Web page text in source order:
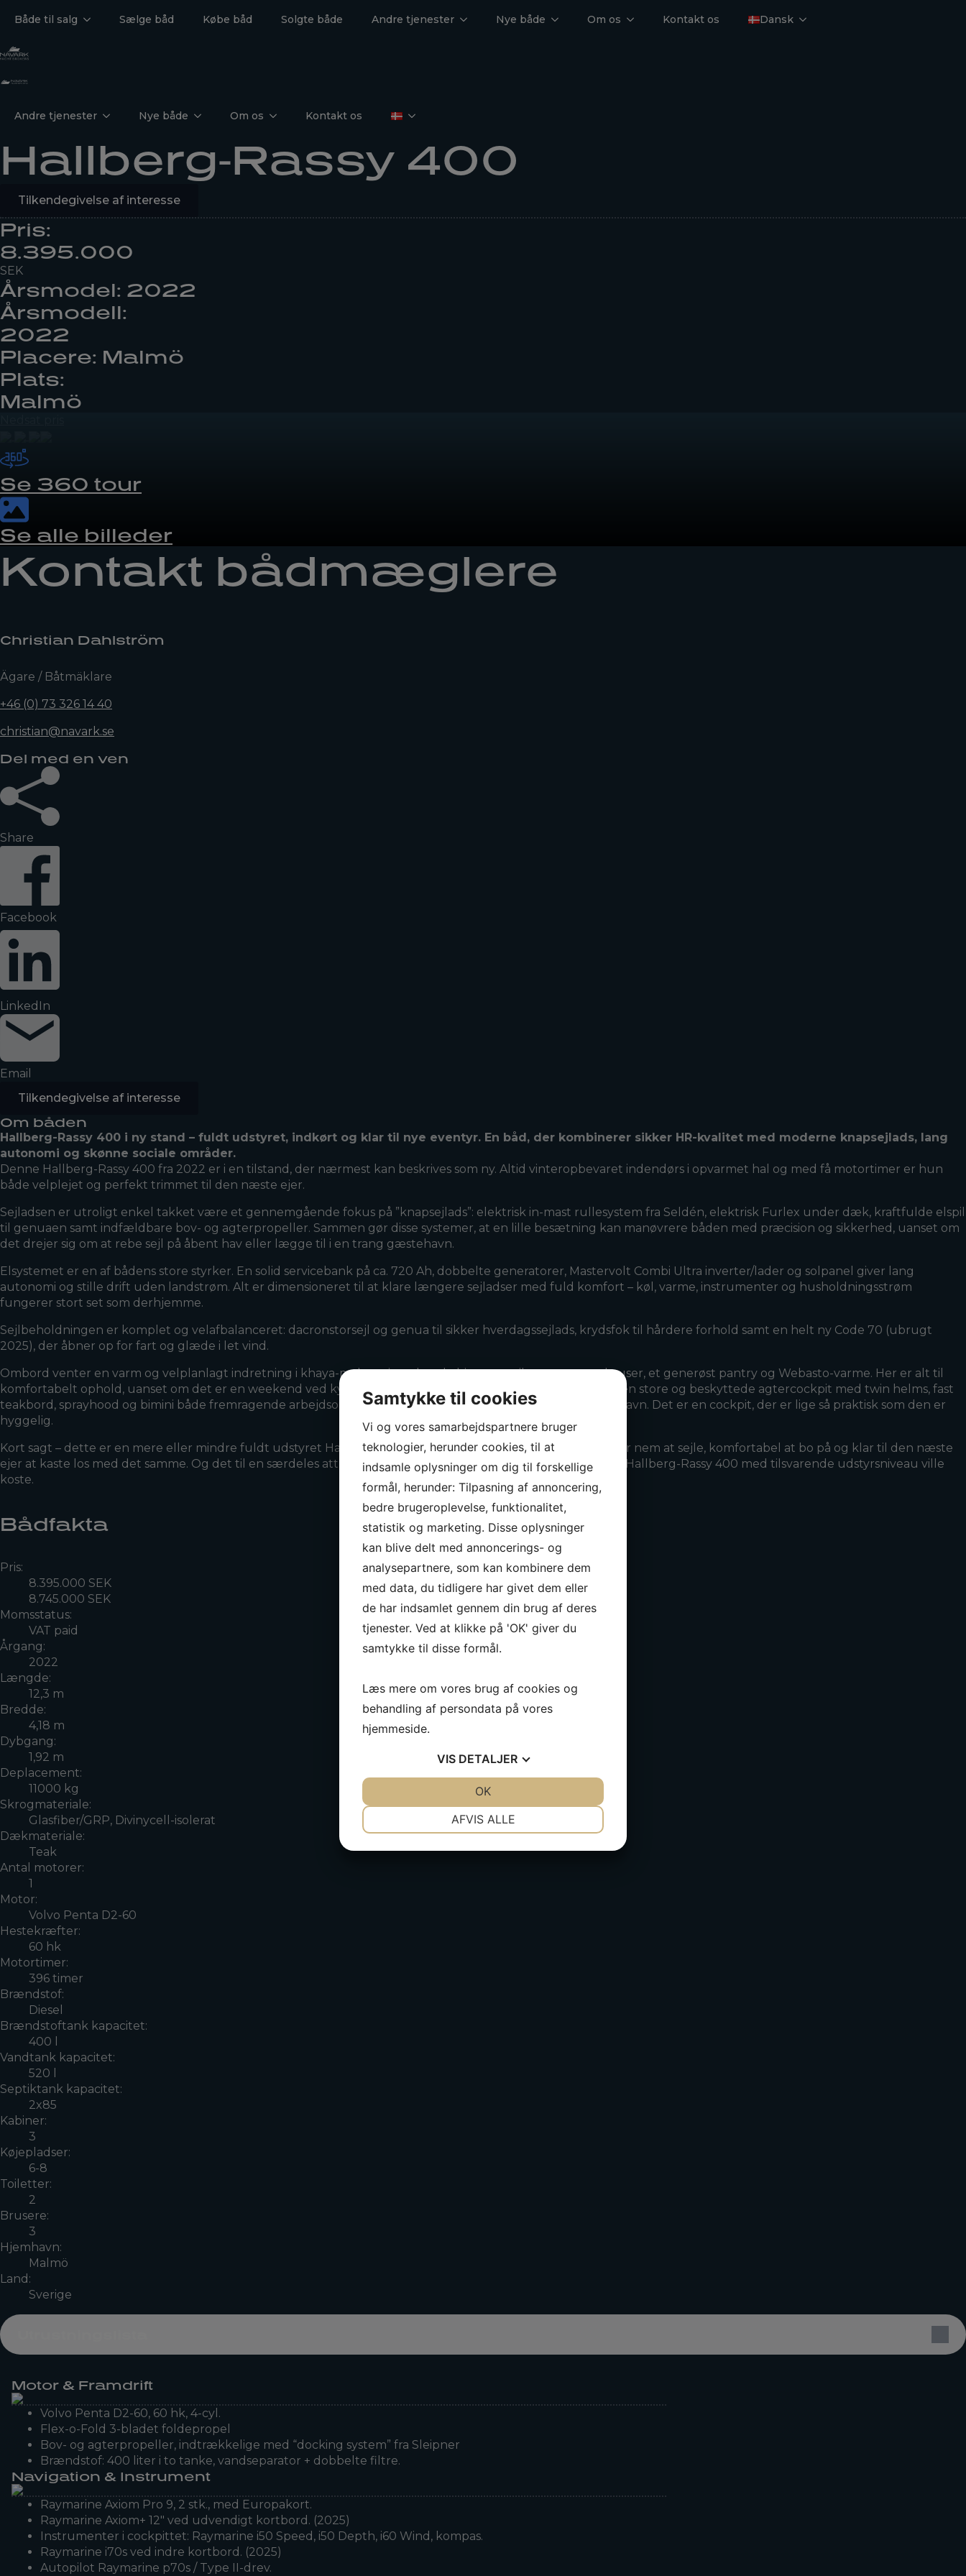
Både til salg Sælge båd Købe båd Solgte både Andre tjenester Nye både Om os Kontakt os Dansk
Andre tjenester Nye både Om os Kontakt os
Hallberg-Rassy 400
Tilkendegivelse af interesse
Pris:
8.395.000
SEK
Årsmodel: 2022
Årsmodell:
2022
Placere: Malmö
Plats:
Malmö
Se 360 tour
Se alle billeder
Kontakt bådmæglere
Christian Dahlström
Ägare / Båtmäklare
+46 (0) 73 326 14 40
christian@navark.se
Del med en ven
Share
Facebook
LinkedIn
Email
Tilkendegivelse af interesse
Om båden
Hallberg-Rassy 400 i ny stand – fuldt udstyret, indkørt og klar til nye eventyr. En båd, der kombinerer sikker HR-kvalitet med moderne knapsejlads, lang
autonomi og skønne sociale områder.
Denne Hallberg-Rassy 400 fra 2022 er i en tilstand, der nærmest kan beskrives som ny. Altid vinteropbevaret indendørs i opvarmet hal og med få motortimer er hun
både velplejet og perfekt trimmet til den næste ejer.
Sejladsen er utroligt enkel takket være et gennemgående fokus på ”knapsejlads”: elektrisk in-mast rullesystem fra Seldén, elektrisk Furlex under dæk, kraftfulde elspil
til genuaen samt indfældbare bov- og agterpropeller. Sammen gør disse systemer, at en lille besætning kan manøvrere båden med præcision og sikkerhed, uanset om
det drejer sig om at rebe sejl på åbent hav eller lægge til i en trang gæstehavn.
Elsystemet er en af bådens store styrker. En solid servicebank på ca. 720 Ah, dobbelte generatorer, Mastervolt Combi Ultra inverter/lader og solpanel giver lang
autonomi og stille drift uden landstrøm. Alt er dimensioneret til at klare længere sejladser med fuld komfort – køl, varme, instrumenter og husholdningsstrøm
fungerer stort set som derhjemme.
Sejlbeholdningen er komplet og velafbalanceret: dacronstorsejl og genua til sikker hverdagssejlads, krydsfok til hårdere forhold samt en helt ny Code 70 (ubrugt
2025), der åbner op for fart og glæde i let vind.
Ombord venter en varm og velplanlagt indretning i khaya-mahogni med tre kabiner, to toiletter, separat bruser, et generøst pantry og Webasto-varme. Her er alt til
komfortabelt ophold, uanset om det er en weekend ved kysten eller en længere rejse. Udendørs tilbyder den store og beskyttede agtercockpit med twin helms, fast
teakbord, sprayhood og bimini både fremragende arbejdsområder under sejlads og sociale samlingssteder i havn. Det er en cockpit, der er lige så praktisk som den er
hyggelig.
Kort sagt – dette er en mere eller mindre fuldt udstyret Hallberg-Rassy 400 i absolut topstand. En båd, der er nem at sejle, komfortabel at bo på og klar til den næste
ejer at kaste los med det samme. Og det til en særdeles attraktiv pris – betydeligt lavere end hvad en helt ny Hallberg-Rassy 400 med tilsvarende udstyrsniveau ville
koste.
Bådfakta
Pris:
8.395.000 SEK
8.745.000 SEK
Momsstatus:
VAT paid
Årgang:
2022
Længde:
12,3 m
Bredde:
4,18 m
Dybgang:
1,92 m
Deplacement:
11000 kg
Skrogmateriale:
Glasfiber/GRP, Divinycell-isolerat
Dækmateriale:
Teak
Antal motorer:
1
Motor:
Volvo Penta D2-60
Hestekræfter:
60 hk
Motortimer:
396 timer
Brændstof:
Diesel
Brændstoftank kapacitet:
400 l
Vandtank kapacitet:
520 l
Septiktank kapacitet:
2x85
Kabiner:
3
Køjepladser:
6-8
Toiletter:
2
Brusere:
3
Hjemhavn:
Malmö
Land:
Sverige
Motor & Framdrift
Volvo Penta D2-60, 60 hk, 4-cyl.
Flex-o-Fold 3-bladet foldepropel
Bov- og agterpropeller, indtrækkelige med “docking system” fra Sleipner
Brændstof: 400 liter i to tanke, vandseparator + dobbelte filtre.
Navigation & Instrument
Raymarine Axiom Pro 9, 2 stk., med Europakort.
Raymarine Axiom+ 12″ ved udvendigt kortbord. (2025)
Instrumenter i cockpittet: Raymarine i50 Speed, i50 Depth, i60 Wind, kompas.
Raymarine i70s ved indre kortbord. (2025)
Autopilot Raymarine p70s / Type II-drev.
Samtykke til cookies
Vi og vores samarbejdspartnere bruger
teknologier, herunder cookies, til at
indsamle oplysninger om dig til forskellige
formål, herunder: Tilpasning af annoncering,
bedre brugeroplevelse, funktionalitet,
statistik og marketing. Disse oplysninger
kan blive delt med annoncerings- og
analysepartnere, som kan kombinere dem
med data, du tidligere har givet dem eller
de har indsamlet gennem din brug af deres
tjenester. Ved at klikke på 'OK' giver du
samtykke til disse formål.
Læs mere om vores brug af cookies og
behandling af persondata på vores
hjemmeside.
VIS DETALJER
AFVIS ALLE
OK